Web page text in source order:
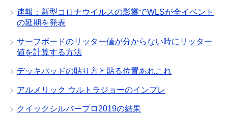
速報：新型コロナウイルスの影響でWLSが全イベント
の延期を発表
サーフボードのリッター値が分からない時にリッター
値を計算する方法
デッキパッドの貼り方と貼る位置あれこれ
アルメリック ウルトラジョーのインプレ
クイックシルバープロ2019の結果